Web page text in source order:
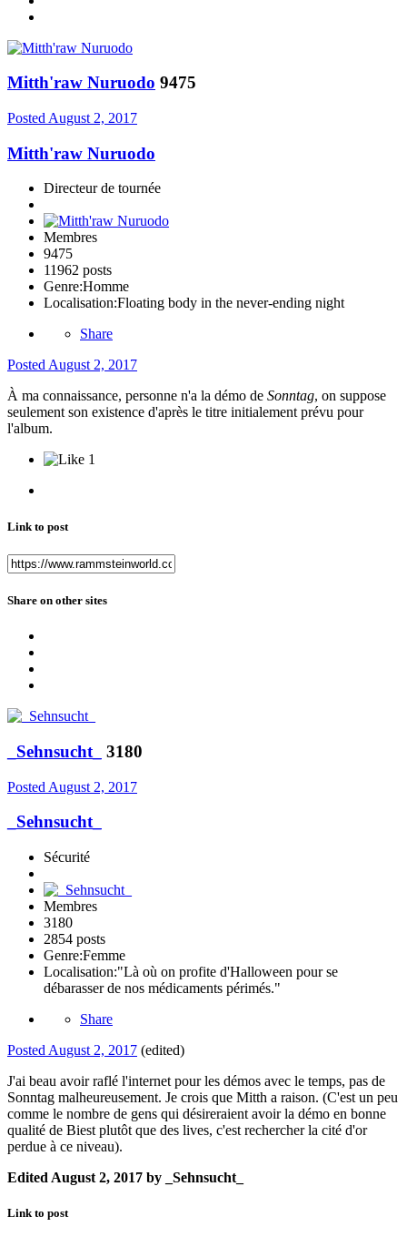
Mitth'raw Nuruodo 9475
Posted August 2, 2017
Mitth'raw Nuruodo
Directeur de tournée
Membres
9475
11962 posts
Genre:Homme
Localisation:Floating body in the never-ending night
Share
PostedAugust 2, 2017
À ma connaissance, personne n'a la démo de Sonntag, on suppose
seulement son existence d'après le titre initialement prévu pour
l'album.
1
Link to post
Share on other sites
_Sehnsucht_ 3180
Posted August 2, 2017
_Sehnsucht_
Sécurité
Membres
3180
2854 posts
Genre:Femme
Localisation:"Là où on profite d'Halloween pour se
débarasser de nos médicaments périmés."
Share
Posted August 2, 2017 (edited)
J'ai beau avoir raflé l'internet pour les démos avec le temps, pas de
Sonntag malheureusement. Je crois que Mitth a raison. (C'est un peu
comme le nombre de gens qui désireraient avoir la démo en bonne
qualité de Biest plutôt que des lives, c'est rechercher la cité d'or
perdue à ce niveau).
Edited August 2, 2017 by _Sehnsucht_
Link to post